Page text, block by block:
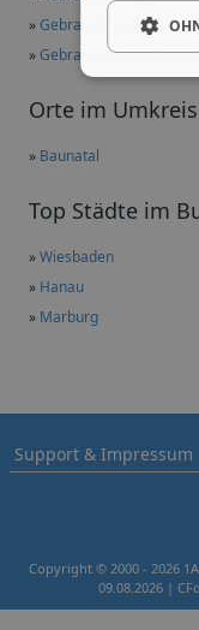
»Gebrauchtwagen in
»Gebrauchtwagen in
Orte im Umkreis
» Baunatal
Top Städte im
»Wiesbaden
» Hanau
» Marburg
Support & Impressum
Copyright © 2000 - 2026
09.08.2026 |